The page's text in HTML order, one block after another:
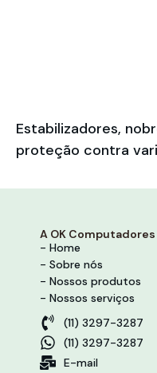
Estabilizadores,
proteção contra
A OK Computadores
- Home
- Sobre nós
- Nossos produtos
- Nossos serviços
(11) 3297-3287
(11) 3297-3287
E-mail